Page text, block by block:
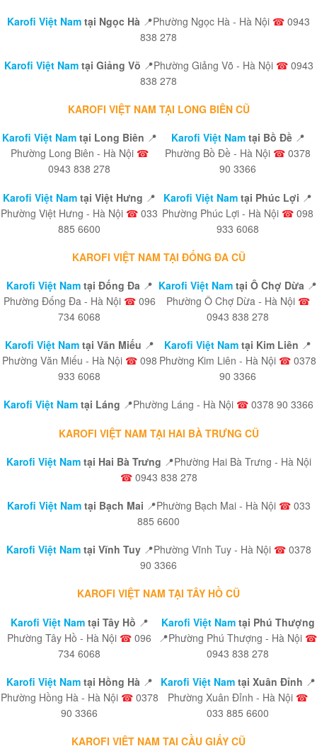
Karofi Việt Nam tại Ngọc Hà 📍Phường Ngọc Hà - Hà Nội ☎ 0943
838 278
Karofi Việt Namtại Giảng Võ 📍Phường Giảng Võ - Hà Nội ☎0943
838 278
KAROFI VIỆT NAM TẠI LONG BIÊN CŨ
Karofi Việt Namtại Long Biên 📍
Phường Long Biên - Hà Nội ☎
0943 838 278
Karofi Việt Namtại Bồ Đề 📍
Phường Bồ Đề - Hà Nội ☎ 0378
90 3366
Karofi Việt Nam tại Việt Hưng 📍
Phường Việt Hưng - Hà Nội ☎ 033
885 6600
Karofi Việt Nam tại Phúc Lợi 📍
Phường Phúc Lợi - Hà Nội ☎ 098
933 6068
KAROFI VIỆT NAM TẠI ĐỐNG ĐA CŨ
Karofi Việt Namtại Đống Đa 📍
Phường Đống Đa - Hà Nội ☎096
734 6068
Karofi Việt Nam tại Ô Chợ Dừa 📍
Phường Ô Chợ Dừa - Hà Nội ☎
0943 838 278
Karofi Việt Namtại Văn Miếu 📍
Phường Văn Miếu - Hà Nội ☎098
933 6068
Karofi Việt Nam tại Kim Liên 📍
Phường Kim Liên - Hà Nội ☎ 0378
90 3366
Karofi Việt Nam tại Láng 📍Phường Láng - Hà Nội ☎ 0378 90 3366
KAROFI VIỆT NAM TẠI HAI BÀ TRƯNG CŨ
Karofi Việt Namtại Hai Bà Trưng 📍Phường Hai Bà Trưng - Hà Nội
☎0943 838 278
Karofi Việt Namtại Bạch Mai 📍Phường Bạch Mai - Hà Nội ☎033
885 6600
Karofi Việt Namtại Vĩnh Tuy 📍Phường Vĩnh Tuy - Hà Nội ☎0378
90 3366
KAROFI VIỆT NAM TẠI TÂY HỒ CŨ
Karofi Việt Namtại Tây Hồ 📍
Phường Tây Hồ - Hà Nội ☎ 096
734 6068
Karofi Việt Namtại Phú Thượng
📍Phường Phú Thượng - Hà Nội ☎
0943 838 278
Karofi Việt Namtại Hồng Hà 📍
Phường Hồng Hà - Hà Nội ☎0378
90 3366
Karofi Việt Namtại Xuân Đỉnh 📍
Phường Xuân Đỉnh - Hà Nội ☎
033 885 6600
KAROFI VIỆT NAM TẠI CẦU GIẤY CŨ